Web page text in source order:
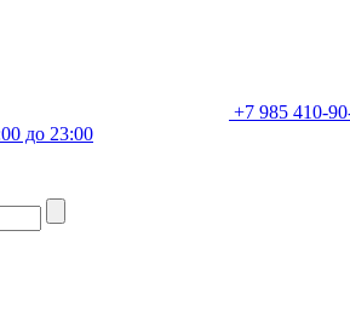
+7 985 410-
до 23:00